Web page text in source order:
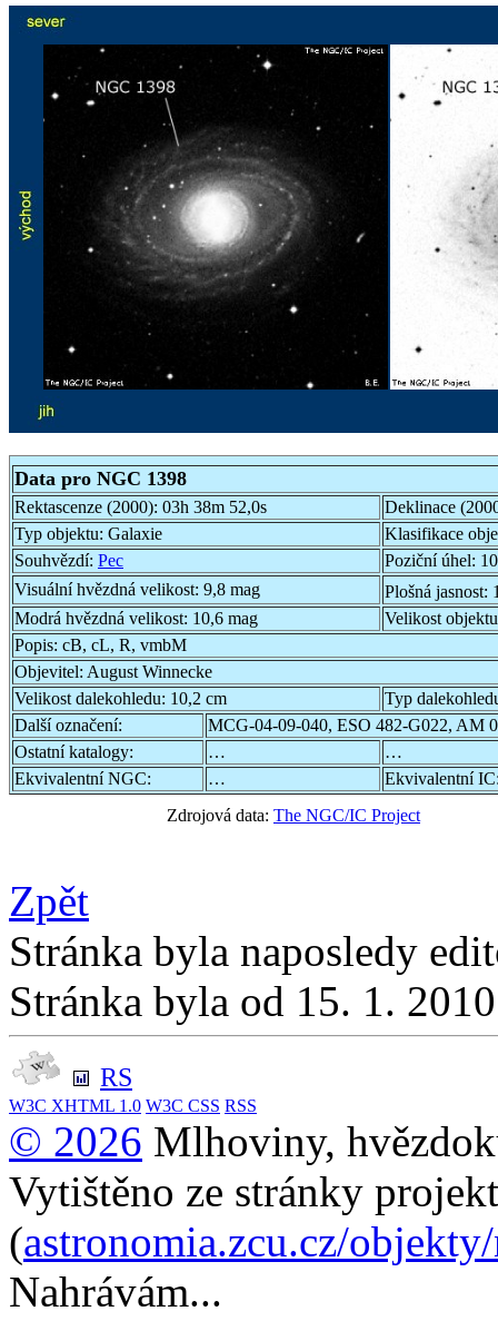
Data pro NGC 1398
Rektascenze (2000): 03h 38m 52,0s
Deklinace
Typ objektu: Galaxie
Klasifikace
Souhvězdí: Pec Poziční úhel:
Visuální hvězdná velikost: 9,8 mag Plošná jasnost:
Modrá hvězdná velikost: 10,6 mag
Velikost
Popis: cB, cL, R, vmbM
Objevitel: August Winnecke
Velikost dalekohledu: 10,2 cm
Typ
Další označení:
MCG-04-09-040, ESO 482-G022, AM
Ostatní katalogy:
…
…
Ekvivalentní NGC:
…
Ekvivalentní
Zdrojová data: The NGC/IC Project
Zpět
Stránka byla naposledy
Stránka byla od 15. 1.
RS
W3C XHTML 1.0 W3C CSS RSS
© 2026 Mlhoviny,
Vytištěno ze stránky
(astronomia.zcu.cz/
Nahrávám...